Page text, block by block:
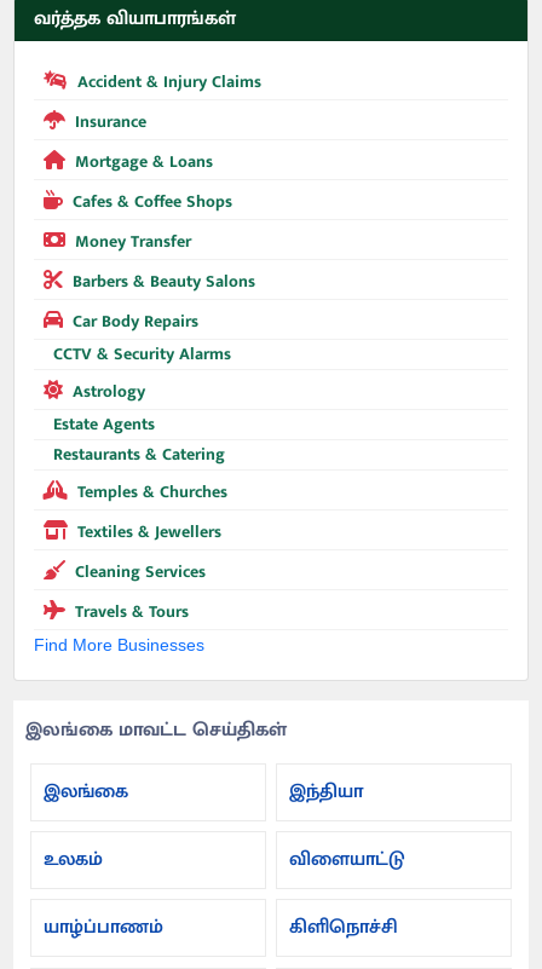
வர்த்தக வியாபாரங்கள்
Accident & Injury Claims
Insurance
Mortgage & Loans
Cafes & Coffee Shops
Money Transfer
Barbers & Beauty Salons
Car Body Repairs
CCTV & Security Alarms
Astrology
Estate Agents
Restaurants & Catering
Temples & Churches
Textiles & Jewellers
Cleaning Services
Travels & Tours
Find More Businesses
இலங்கை மாவட்ட செய்திகள்
இலங்கை
இந்தியா
உலகம் விளையாட்டு
யாழ்ப்பாணம் கிளிநொச்சி